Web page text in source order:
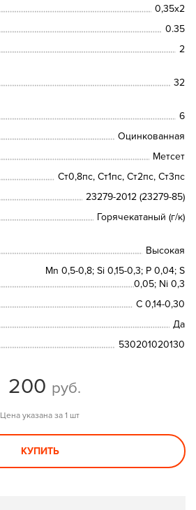
0,35х2
0.35
2
32
6
Оцинкованная
Метсет
Ст0,8пс, Ст1пс, Ст2пс, Ст3пс
23279-2012 (23279-85)
Горячекатаный (г/к)
Высокая
Mn 0,5-0,8; Si 0,15-0,3; P 0,04; S
0,05; Ni 0,3
C 0,14-0,30
Да
530201020130
200 руб.
Цена указана за 1 шт
КУПИТЬ